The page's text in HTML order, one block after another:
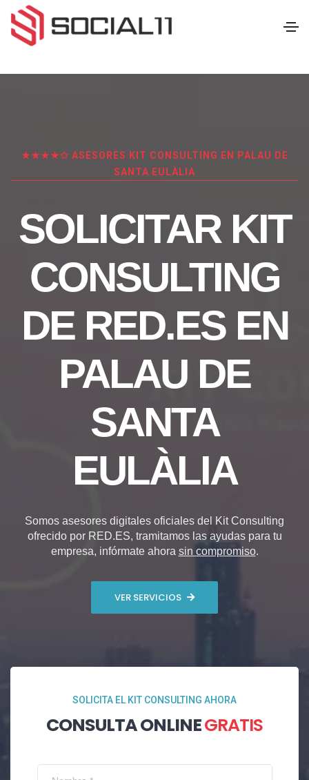
★★★★✩ ASESORES KIT CONSULTING EN PALAU DE
SANTA EULÀLIA
SOLICITAR KIT
CONSULTING
DE RED.ES EN
PALAU DE
SANTA
EULÀLIA
Somos asesores digitales oficiales del Kit Consulting
ofrecido por RED.ES, tramitamos las ayudas para tu
empresa, infórmate ahora sin compromiso.
VER SERVICIOS
SOLICITA EL KIT CONSULTING AHORA
CONSULTA ONLINEGRATIS